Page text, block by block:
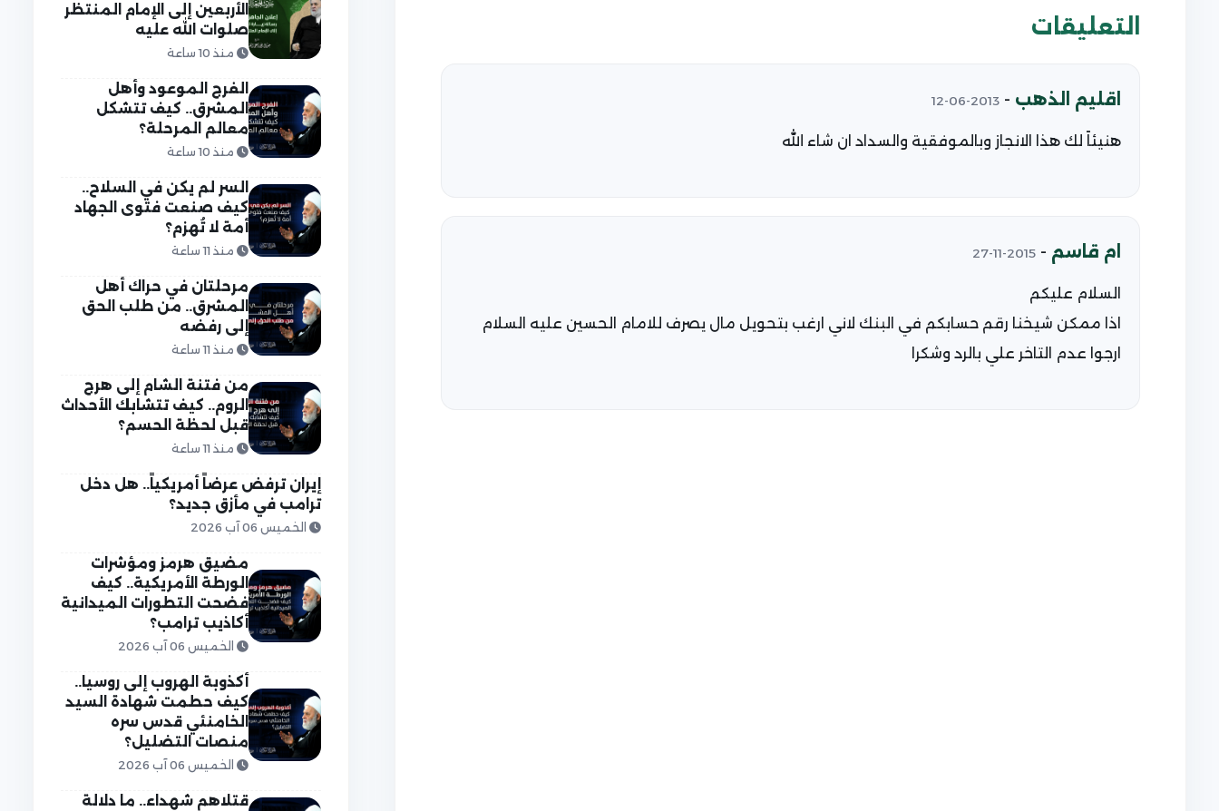
التعليقات
اقليم الذهب -
2013-06-12
هنيئاً لك هذا الانجاز وبالموفقية والسداد ان شاء الله
ام قاسم -
2015-11-27
السلام عليكم
اذا ممكن شيخنا رقم حسابكم في البنك لاني ارغب بتحويل مال يصرف للامام الحسين عليه السلام
ارجوا عدم التاخر علي بالرد وشكرا
الأربعين إلى الإمام المنتظر
صلوات الله عليه
منذ 10 ساعة
الفرج الموعود وأهل
المشرق.. كيف تتشكل
معالم المرحلة؟
منذ 10 ساعة
السر لم يكن في السلاح..
كيف صنعت فتوى الجهاد
أمة لا تُهزم؟
منذ 11 ساعة
مرحلتان في حراك أهل
المشرق.. من طلب الحق
إلى رفضه
منذ 11 ساعة
من فتنة الشام إلى هرج
الروم.. كيف تتشابك الأحداث
قبل لحظة الحسم؟
منذ 11 ساعة
إيران ترفض عرضاً أمريكياً.. هل دخل
ترامب في مأزق جديد؟
الخميس 06 آب 2026
مضيق هرمز ومؤشرات
الورطة الأمريكية.. كيف
فضحت التطورات الميدانية
أكاذيب ترامب؟
الخميس 06 آب 2026
أكذوبة الهروب إلى روسيا..
كيف حطمت شهادة السيد
الخامنئي قدس سره
منصات التضليل؟
الخميس 06 آب 2026
قتلاهم شهداء.. ما دلالة